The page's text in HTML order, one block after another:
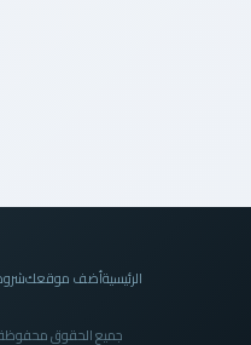
الرئيسيةأضف موقعك
جميع الحقوق محفوظة © 2026 سيداني دليل